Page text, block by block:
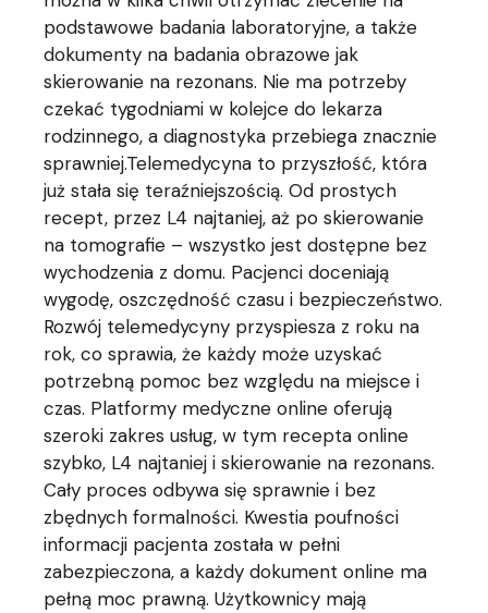
podstawowe badania laboratoryjne, a także
dokumenty na badania obrazowe jak
skierowanie na rezonans. Nie ma potrzeby
czekać tygodniami w kolejce do lekarza
rodzinnego, a diagnostyka przebiega znacznie
sprawniej.Telemedycyna to przyszłość, która
już stała się teraźniejszością. Od prostych
recept, przez L4 najtaniej, aż po skierowanie
na tomografie – wszystko jest dostępne bez
wychodzenia z domu. Pacjenci doceniają
wygodę, oszczędność czasu i bezpieczeństwo.
Rozwój telemedycyny przyspiesza z roku na
rok, co sprawia, że każdy może uzyskać
potrzebną pomoc bez względu na miejsce i
czas. Platformy medyczne online oferują
szeroki zakres usług, w tym recepta online
szybko, L4 najtaniej i skierowanie na rezonans.
Cały proces odbywa się sprawnie i bez
zbędnych formalności. Kwestia poufności
informacji pacjenta została w pełni
zabezpieczona, a każdy dokument online ma
pełną moc prawną. Użytkownicy mają